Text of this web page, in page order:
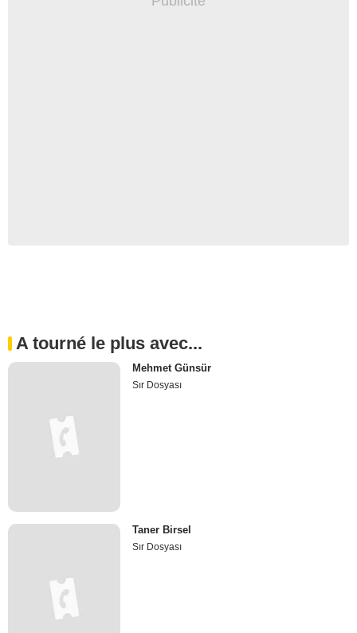
A tourné le plus avec...
Mehmet Günsür
Sır Dosyası
Taner Birsel
Sır Dosyası